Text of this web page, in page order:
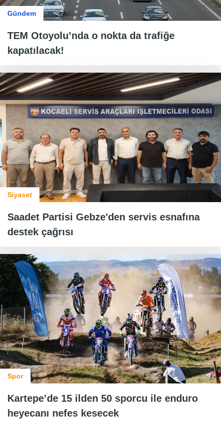
Gündem
TEM Otoyolu’nda o nokta da trafiğe
kapatılacak!
Siyaset
Saadet Partisi Gebze'den servis esnafına
destek çağrısı
Spor
Kartepe’de 15 ilden 50 sporcu ile enduro
heyecanı nefes kesecek